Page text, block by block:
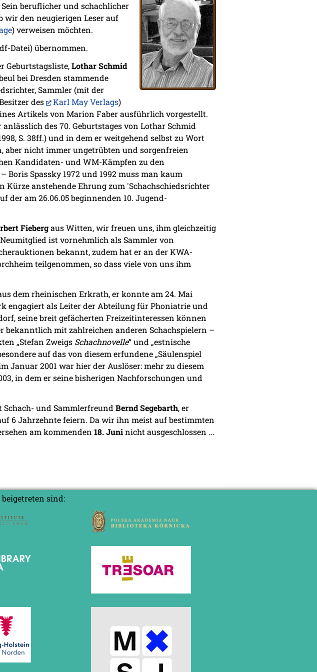
beruflicher und schachlicher
den neugierigen Leser auf
) verweisen möchten.
Datei) übernommen.
Geburtstagsliste,Lothar Schmid
bei Dresden stammende
Sammler (mit der
des
Karl May Verlags)
Artikels von Marion Faber ausführlich vorgestellt.
des 70. Geburtstages von Lothar Schmid
S. 38ff.) und in dem er weitgehend selbst zu Wort
aber nicht immer ungetrübten und sorgenfreien
Kandidaten- und WM-Kämpfen zu den
Spassky 1972 und 1992 muss man kaum
anstehende Ehrung zum 'Schachschiedsrichter
am 26.06.05 beginnenden 10. Jugend-
Fiebergaus Witten, wir freuen uns, ihm gleichzeitig
ist vornehmlich als Sammler von
bekannt, zudem hat er an der KWA-
teilgenommen, so dass viele von uns ihm
dem rheinischen Erkrath, er konnte am 24. Mai
engagiert als Leiter der Abteilung für Phoniatrie und
seine breit gefächerten Freizeitinteressen können
mit zahlreichen anderen Schachspielern –
„Stefan Zweigs Schachnovelle“ und „estnische
auf das von diesem erfundene „Säulenspiel
Januar 2001 war hier der Auslöser: mehr zu diesem
in dem er seine bisherigen Nachforschungen und
und Sammlerfreund Bernd Segebarth, er
6 Jahrzehnte feiern. Da wir ihn meist auf bestimmten
am kommenden 18. Juninicht ausgeschlossen ...
sind: